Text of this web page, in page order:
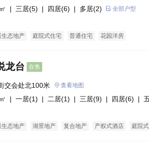
| 三居(5) | 四居(6) | 多居(2) 全部户型
生态地产 庭院式住宅 普通住宅 花园洋房
龙台 在售
交会处北100米 查看地图
| 一居(1) | 二居(1) | 三居(9) | 四居(6) |
生态地产 湖景地产 复合地产 产权式酒店 庭院